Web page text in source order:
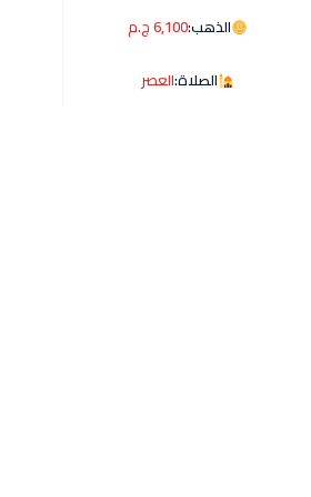
الذهب:6,100 ج.م
الصلاة:العصر